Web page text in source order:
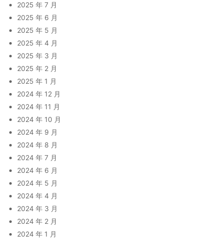
2025 年 7 月
2025 年 6 月
2025 年 5 月
2025 年 4 月
2025 年 3 月
2025 年 2 月
2025 年 1 月
2024 年 12 月
2024 年 11 月
2024 年 10 月
2024 年 9 月
2024 年 8 月
2024 年 7 月
2024 年 6 月
2024 年 5 月
2024 年 4 月
2024 年 3 月
2024 年 2 月
2024 年 1 月